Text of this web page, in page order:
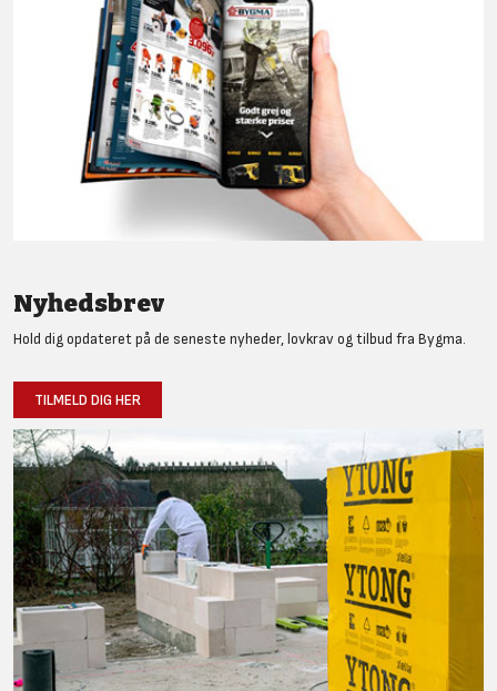
Nyhedsbrev
Hold dig opdateret på de seneste nyheder, lovkrav og tilbud fra Bygma.
TILMELD DIG HER